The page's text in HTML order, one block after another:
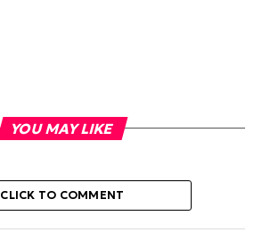
YOU MAY LIKE
CLICK TO COMMENT